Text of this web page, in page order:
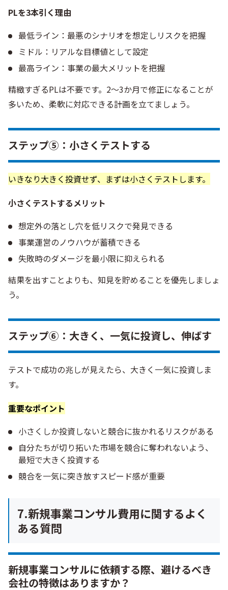
PLを3本引く理由
最低ライン：最悪のシナリオを想定しリスクを把握
ミドル：リアルな目標値として設定
最高ライン：事業の最大メリットを把握
精緻すぎるPLは不要です。2〜3か月で修正になることが
多いため、柔軟に対応できる計画を立てましょう。
ステップ⑤：小さくテストする
いきなり大きく投資せず、まずは小さくテストします。
小さくテストするメリット
想定外の落とし穴を低リスクで発見できる
事業運営のノウハウが蓄積できる
失敗時のダメージを最小限に抑えられる
結果を出すことよりも、知見を貯めることを優先しましょ
う。
ステップ⑥：大きく、一気に投資し、伸ばす
テストで成功の兆しが見えたら、大きく一気に投資しま
す。
重要なポイント
小さくしか投資しないと競合に抜かれるリスクがある
自分たちが切り拓いた市場を競合に奪われないよう、
最短で大きく投資する
競合を一気に突き放すスピード感が重要
7.新規事業コンサル費用に関するよく
ある質問
新規事業コンサルに依頼する際、避けるべき
会社の特徴はありますか？